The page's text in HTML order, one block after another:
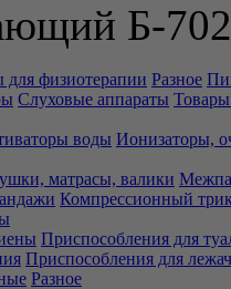
Б-
для физиотерапии Разное
Слуховые аппараты Товары
воды Ионизаторы,
матрасы, валики
Компрессионный
Приспособления для
Приспособления для
Разное